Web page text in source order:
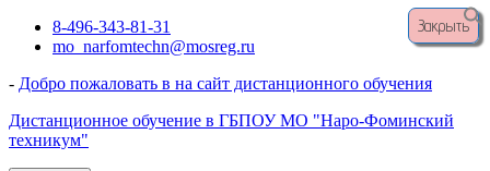
Перейти8-496-343-81-31
mo_narfomtechn@mosreg.ru
- Добро пожаловать в на сайт дистанционного обучения
Дистанционное обучение в ГБПОУ МО "Наро-Фоминский
техникум"
Закрыть